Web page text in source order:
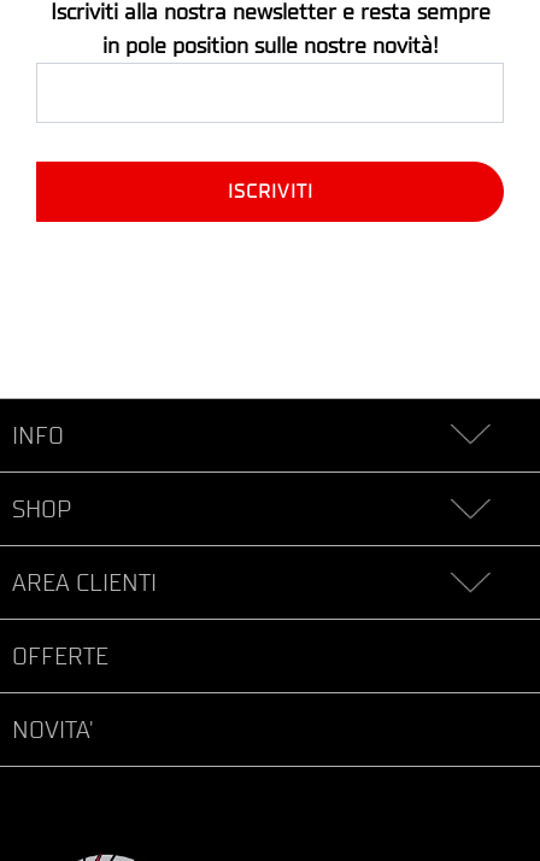
Iscriviti alla nostra newsletter e resta sempre
in pole position sulle nostre novità!
INFO
SHOP
AREA CLIENTI
OFFERTE
NOVITA'